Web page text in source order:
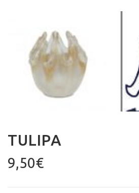
TULIPA
9,50€